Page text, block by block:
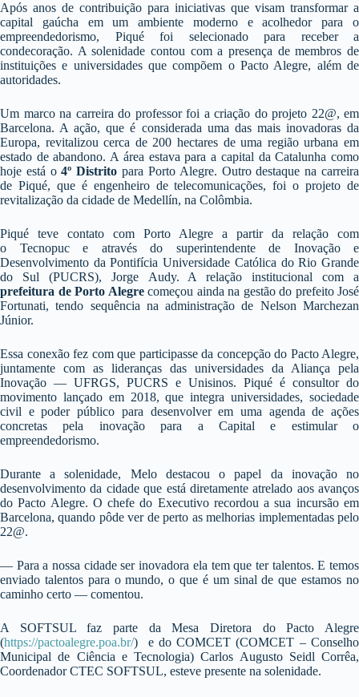
Após anos de contribuição para iniciativas que visam transformar a
capital gaúcha em um ambiente moderno e acolhedor para o
empreendedorismo, Piqué foi selecionado para receber a
condecoração. A solenidade contou com a presença de membros de
instituições e universidades que compõem o Pacto Alegre, além de
autoridades.
Um marco na carreira do professor foi a criação do projeto 22@, em
Barcelona. A ação, que é considerada uma das mais inovadoras da
Europa, revitalizou cerca de 200 hectares de uma região urbana em
estado de abandono. A área estava para a capital da Catalunha como
hoje está o4º Distrito para Porto Alegre. Outro destaque na carreira
de Piqué, que é engenheiro de telecomunicações, foi o projeto de
revitalização da cidade de Medellín, na Colômbia.
Piqué teve contato com Porto Alegre a partir da relação com
o Tecnopuc e através do superintendente de Inovação e
Desenvolvimento da Pontifícia Universidade Católica do Rio Grande
do Sul (PUCRS), Jorge Audy. A relação institucional com a
prefeitura de Porto Alegrecomeçou ainda na gestão do prefeito José
Fortunati, tendo sequência na administração de Nelson Marchezan
Júnior.
Essa conexão fez com que participasse da concepção do Pacto Alegre,
juntamente com as lideranças das universidades da Aliança pela
Inovação — UFRGS, PUCRS e Unisinos. Piqué é consultor do
movimento lançado em 2018, que integra universidades, sociedade
civil e poder público para desenvolver em uma agenda de ações
concretas pela inovação para a Capital e estimular o
empreendedorismo.
Durante a solenidade, Melo destacou o papel da inovação no
desenvolvimento da cidade que está diretamente atrelado aos avanços
do Pacto Alegre. O chefe do Executivo recordou a sua incursão em
Barcelona, quando pôde ver de perto as melhorias implementadas pelo
22@.
— Para a nossa cidade ser inovadora ela tem que ter talentos. E temos
enviado talentos para o mundo, o que é um sinal de que estamos no
caminho certo — comentou.
A SOFTSUL faz parte da Mesa Diretora do Pacto Alegre
(https://pactoalegre.poa.br/) e do COMCET (COMCET – Conselho
Municipal de Ciência e Tecnologia) Carlos Augusto Seidl Corrêa,
Coordenador CTEC SOFTSUL, esteve presente na solenidade.